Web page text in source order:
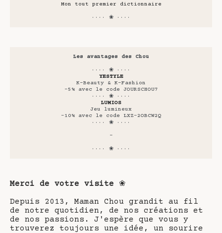
Mon tout premier dictionnaire
···· ❀ ····
Les avantages des Chou
···· ❀ ····
YESTYLE
K-Beauty & K-Fashion
-5% avec le code JOURSCHOU7
···· ❀ ····
LUMIOS
Jeu lumineux
-10% avec le code LXZ-2OBCW2Q
···· ❀ ····
-
···· ❀ ····
Merci de votre visite ❀
Depuis 2013, Maman Chou grandit au fil
de notre quotidien, de nos créations et
de nos passions. J'espère que vous y
trouverez toujours une idée, un sourire